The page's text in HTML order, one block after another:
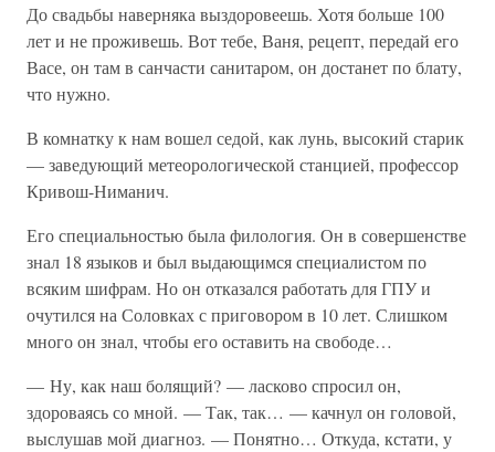
До свадьбы наверняка выздоровеешь. Хотя больше 100
лет и не проживешь. Вот тебе, Ваня, рецепт, передай его
Васе, он там в санчасти санитаром, он достанет по блату,
что нужно.
В комнатку к нам вошел седой, как лунь, высокий старик
— заведующий метеорологической станцией, профессор
Кривош-Ниманич.
Его специальностью была филология. Он в совершенстве
знал 18 языков и был выдающимся специалистом по
всяким шифрам. Но он отказался работать для ГПУ и
очутился на Соловках с приговором в 10 лет. Слишком
много он знал, чтобы его оставить на свободе…
— Ну, как наш болящий? — ласково спросил он,
здороваясь со мной. — Так, так… — качнул он головой,
выслушав мой диагноз. — Понятно… Откуда, кстати, у